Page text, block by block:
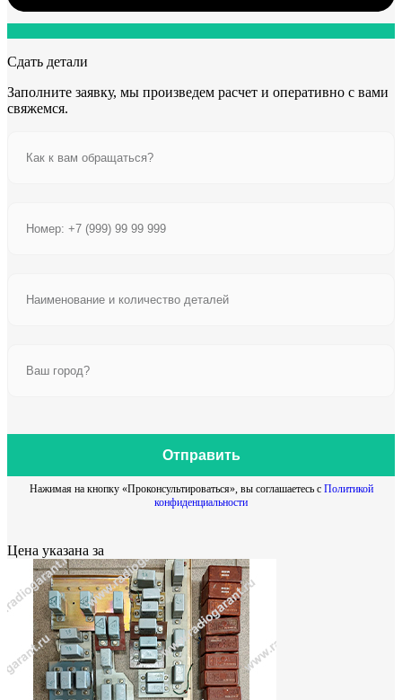
Сдать детали
Заполните заявку, мы произведем расчет и оперативно с вами
свяжемся.
Отправить
Нажимая на кнопку «Проконсультироваться», вы соглашаетесь с Политикой
конфиденциальности
Цена указана за